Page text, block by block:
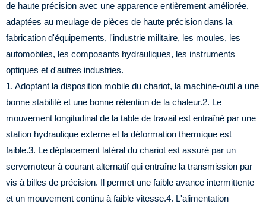
de haute précision avec une apparence entièrement améliorée,
adaptées au meulage de pièces de haute précision dans la
fabrication d'équipements, l'industrie militaire, les moules, les
automobiles, les composants hydrauliques, les instruments
optiques et d'autres industries.
1. Adoptant la disposition mobile du chariot, la machine-outil a une
bonne stabilité et une bonne rétention de la chaleur.2. Le
mouvement longitudinal de la table de travail est entraîné par une
station hydraulique externe et la déformation thermique est
faible.3. Le déplacement latéral du chariot est assuré par un
servomoteur à courant alternatif qui entraîne la transmission par
vis à billes de précision. Il permet une faible avance intermittente
et un mouvement continu à faible vitesse.4. L'alimentation